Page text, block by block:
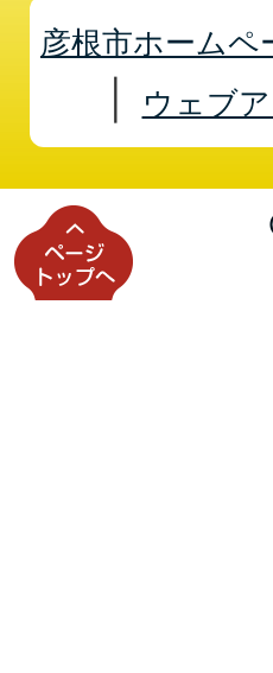
彦根市ホームペ
ウェブ